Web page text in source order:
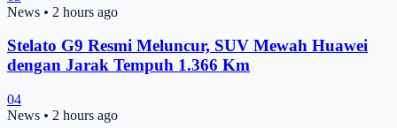
News • 2 hours ago
Stelato G9 Resmi Meluncur, SUV Mewah Huawei
dengan Jarak Tempuh 1.366 Km
04
News • 2 hours ago